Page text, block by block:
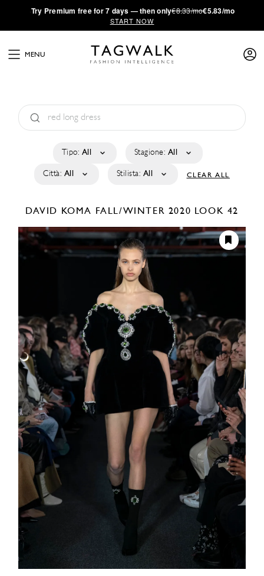
·Try Premium free for 7 days — then only€8.33/mo€5.83/mo
START NOW
MENU
Tipo: All Stagione: All
Città: All Stilista: All CLEAR ALL
DAVID KOMA FALL/WINTER 2020 LOOK 42